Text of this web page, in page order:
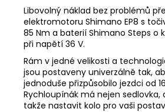
Libovolný náklad bez problémů
elektromotoru Shimano EP8 s
85 Nm a baterií Shimano Steps o
při napětí 36 V.
Rám v jedné velikosti a
jsou postaveny univerzálně tak,
jednoduše přizpůsobilo jezdci od
Rychloupínák má nejen sedlovka,
takže nastavit kolo pro vaši